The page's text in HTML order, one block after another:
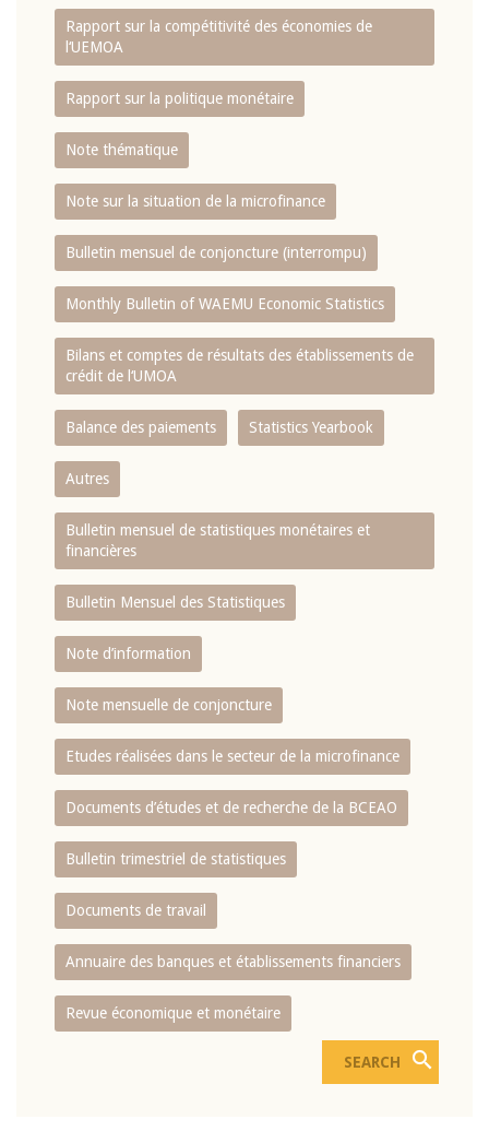
Rapport sur la compétitivité des économies de
l‘UEMOA
Rapport sur la politique monétaire
Note thématique
Note sur la situation de la microfinance
Bulletin mensuel de conjoncture (interrompu)
Monthly Bulletin of WAEMU Economic Statistics
Bilans et comptes de résultats des établissements de
crédit de l‘UMOA
Balance des paiements Statistics Yearbook
Autres
Bulletin mensuel de statistiques monétaires et
financières
Bulletin Mensuel des Statistiques
Note d’information
Note mensuelle de conjoncture
Etudes réalisées dans le secteur de la microfinance
Documents d’études et de recherche de la BCEAO
Bulletin trimestriel de statistiques
Documents de travail
Annuaire des banques et établissements financiers
Revue économique et monétaire